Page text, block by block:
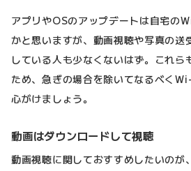
アプリやOSのアップデートは自宅の
かと思いますが、動画視聴や写真の送
している人も少なくないはず。これら
ため、急ぎの場合を除いてなるべく
心がけましょう。
動画はダウンロードして視聴
動画視聴に関しておすすめしたいのが